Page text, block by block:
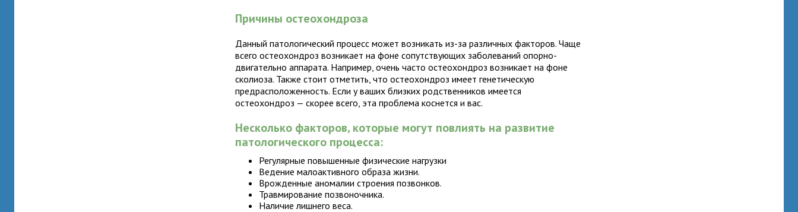
Причины остеохондроза
Данный патологический процесс может возникать из-за различных факторов. Чаще
всего остеохондроз возникает на фоне сопутствующих заболеваний опорно-
двигательно аппарата. Например, очень часто остеохондроз возникает на фоне
сколиоза. Также стоит отметить, что остеохондроз имеет генетическую
предрасположенность. Если у ваших близких родственников имеется
остеохондроз — скорее всего, эта проблема коснется и вас.
Несколько факторов, которые могут повлиять на развитие
патологического процесса:
Регулярные повышенные физические нагрузки
Ведение малоактивного образа жизни.
Врожденные аномалии строения позвонков.
Травмирование позвоночника.
Наличие лишнего веса.